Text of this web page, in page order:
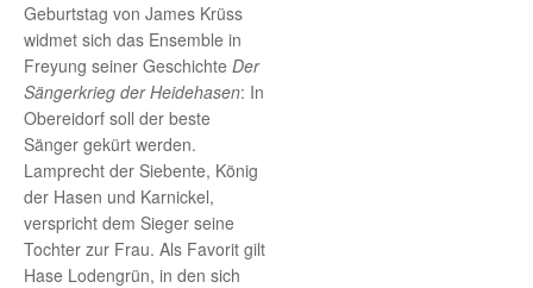
Geburtstag von James Krüss
widmet sich das Ensemble in
Freyung seiner Geschichte Der
Sängerkrieg der Heidehasen: In
Obereidorf soll der beste
Sänger gekürt werden.
Lamprecht der Siebente, König
der Hasen und Karnickel,
verspricht dem Sieger seine
Tochter zur Frau. Als Favorit gilt
Hase Lodengrün, in den sich